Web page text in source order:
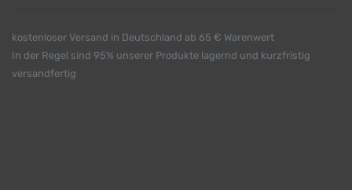
kostenloser Versand in Deutschland ab 65 € Warenwert
In der Regel sind 95% unserer Produkte lagernd und kurzfristig
versandfertig